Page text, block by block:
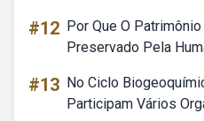
#12 Por Que O
Preservado Pela
#13 No Ciclo
Participam Vários